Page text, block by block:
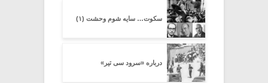
سکوت… سایه شوم وحشت (۱)
درباره «سرود سی تیر»